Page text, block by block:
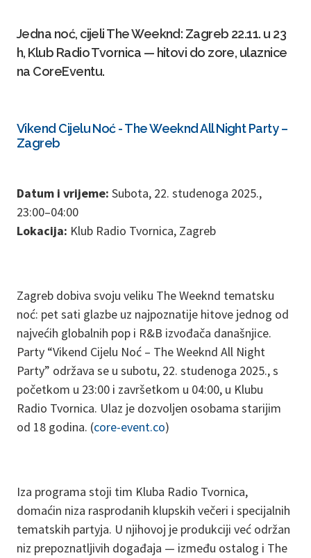
Jedna noć, cijeli The Weeknd: Zagreb 22.11. u 23
h, Klub Radio Tvornica — hitovi do zore, ulaznice
na CoreEventu.
Vikend Cijelu Noć - The Weeknd All Night Party –
Zagreb
Datum i vrijeme: Subota, 22. studenoga 2025.,
23:00–04:00
Lokacija: Klub Radio Tvornica, Zagreb
Zagreb dobiva svoju veliku The Weeknd tematsku
noć: pet sati glazbe uz najpoznatije hitove jednog od
najvećih globalnih pop i R&B izvođača današnjice.
Party “Vikend Cijelu Noć – The Weeknd All Night
Party” održava se u subotu, 22. studenoga 2025., s
početkom u 23:00 i završetkom u 04:00, u Klubu
Radio Tvornica. Ulaz je dozvoljen osobama starijim
od 18 godina. (core-event.co)
Iza programa stoji tim Kluba Radio Tvornica,
domaćin niza rasprodanih klupskih večeri i specijalnih
tematskih partyja. U njihovoj je produkciji već održan
niz prepoznatljivih događaja — između ostalog i The